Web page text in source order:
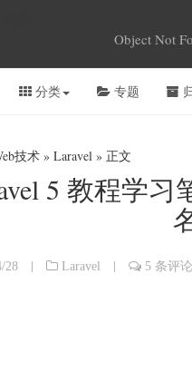
Object Not
分类 专题
技术 » Laravel » 正文
5 教程学习
28 | Laravel | 5 条评论